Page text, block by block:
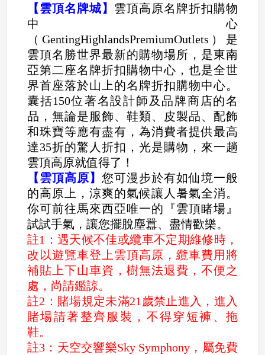
【雲頂名牌城】 雲頂高原名牌折扣購物
中心
（GentingHighlandsPremiumOutlets）是
雲頂名勝世界最新的購物場所，是東南
亞第二座名牌折扣購物中心，也是全世
界首座落於山上的名牌折扣購物中心。
囊括150位著名設計師及品牌商店的名
品，無論是服飾、鞋類、皮製品、配飾
和珠寶等應有盡有，為消費者提供最高
達35折的驚人折扣，光是購物，來一趟
雲頂高原就值得了！
【雲頂高原】 您可漫步於有如仙境一般
的高原上，涼爽的氣候讓人暑氣全消。
你可前往馬來西亞唯一的『雲頂睹場』
試試手氣，讓您擺脫塵囂、盡情歡樂。
註1：遇天候不佳或纜車不定期維修時，
改以遊覽車登上雲頂高原，纜車費用將
補貼上下山車資，樹無法退費，不便之
處，尚請鑑諒。
註2：賭場規定未滿21歲禁止進入，進入
賭場請著整齊服裝，不得穿短褲、拖
鞋。
註3：天空交響樂Sky Symphony，屬免費